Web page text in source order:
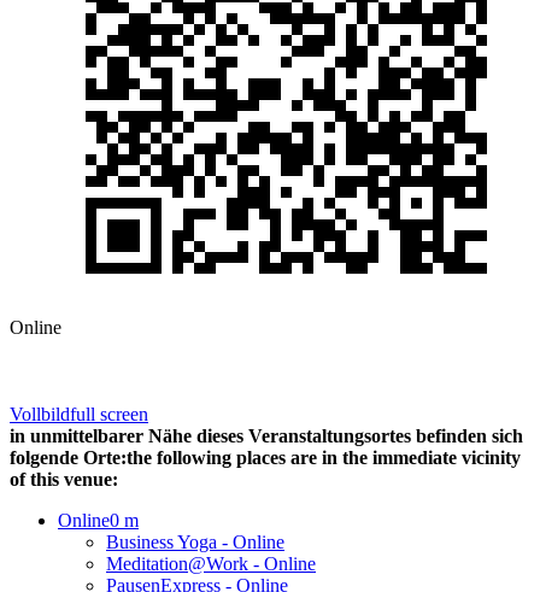
Online
Vollbildfull screen
in unmittelbarer Nähe dieses Veranstaltungsortes befinden sich
folgende Orte:the following places are in the immediate vicinity
of this venue:
Online0 m
Business Yoga - Online
Meditation@Work - Online
PausenExpress - Online